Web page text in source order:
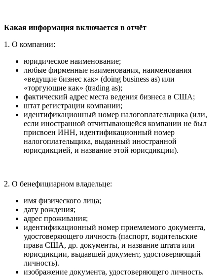
Какая информация включается в отчёт
1. О компании:
юридическое наименование;
любые фирменные наименования, наименования
«ведущие бизнес как» (doing business as) или
«торгующие как» (trading as);
фактический адрес места ведения бизнеса в США;
штат регистрации компании;
идентификационный номер налогоплательщика (или,
если иностранной отчитывающейся компании не был
присвоен ИНН, идентификационный номер
налогоплательщика, выданный иностранной
юрисдикцией, и название этой юрисдикции).
2. О бенефициарном владельце:
имя физического лица;
дату рождения;
адрес проживания;
идентификационный номер приемлемого документа,
удостоверяющего личность (паспорт, водительские
права США, др. документы, и название штата или
юрисдикции, выдавшей документ, удостоверяющий
личность).
изображение документа, удостоверяющего личность.